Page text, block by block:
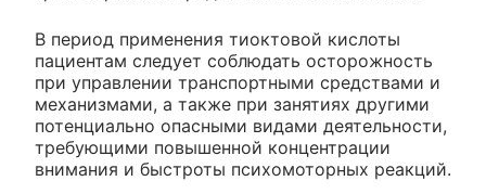
В период применения тиоктовой кислоты
пациентам следует соблюдать осторожность
при управлении транспортными средствами и
механизмами, а также при занятиях другими
потенциально опасными видами деятельности,
требующими повышенной концентрации
внимания и быстроты психомоторных реакций.